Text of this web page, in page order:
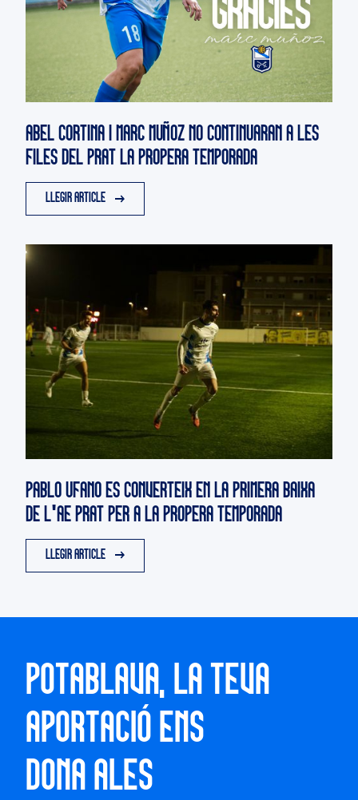
ABEL CORTINA I MARC MUÑOZ NO CONTINUARAN A LES
FILES DEL PRAT LA PROPERA TEMPORADA
LLEGIR ARTICLE
PABLO UFANO ES CONVERTEIX EN LA PRIMERA BAIXA
DE L'AE PRAT PER A LA PROPERA TEMPORADA
LLEGIR ARTICLE
POTABLAVA, LA TEVA
APORTACIÓ ENS
DONA ALES